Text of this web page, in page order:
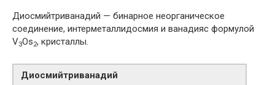
Диосмийтриванадий — бинарное неорганическое
соединение, интерметаллидосмия и ванадияс формулой
V3Os2, кристаллы.
Диосмийтриванадий